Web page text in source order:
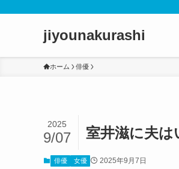
jiyounakurashi
ホーム 俳優
室井滋に夫は
2025
9/07
俳優 女優 2025年9月7日